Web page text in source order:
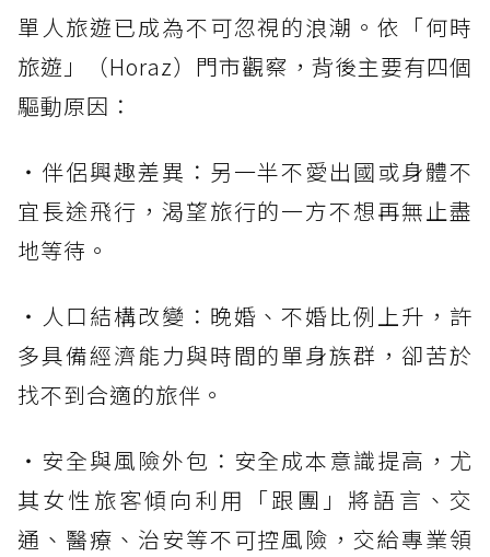
單人旅遊已成為不可忽視的浪潮。依「何時
旅遊」（Horaz）門市觀察，背後主要有四個
驅動原因：
・伴侶興趣差異：另一半不愛出國或身體不
宜長途飛行，渴望旅行的一方不想再無止盡
地等待。
・人口結構改變：晚婚、不婚比例上升，許
多具備經濟能力與時間的單身族群，卻苦於
找不到合適的旅伴。
・安全與風險外包：安全成本意識提高，尤
其女性旅客傾向利用「跟團」將語言、交
通、醫療、治安等不可控風險，交給專業領